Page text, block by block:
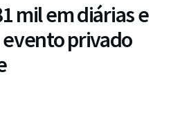
mil em diárias e
evento privado